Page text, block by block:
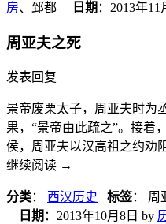
房、郅都 日期 ： 2013年11
周亚夫之死
发表回复
景帝废栗太子，周亚夫时为
果，“景帝由此疏之”。接着
侯，周亚夫以汉高祖之约劝
继续阅读 →
分类： 西汉历史 标签： 周
日期 ： 2013年10月8日 by